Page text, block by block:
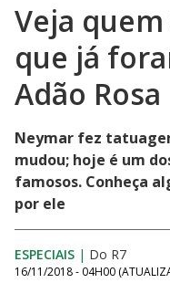
Veja
que já
Adão Rosa
Neymar fez
mudou; hoje é um
famosos. Conheça
por ele
ESPECIAIS | Do R7
16/11/2018 - 04H00